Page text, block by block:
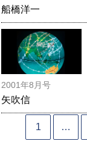
船橋洋一
2001年8月号
矢吹信
1 …